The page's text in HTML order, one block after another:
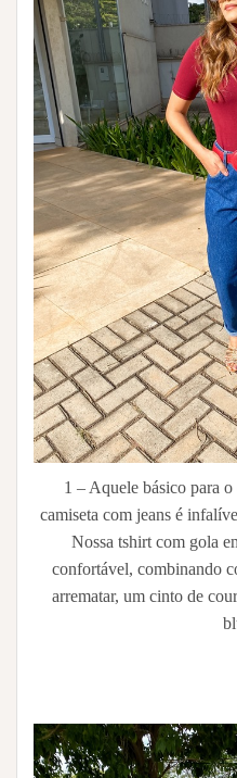
1 – Aquele básico para
camiseta com jeans é
Nossa tshirt com gola
confortável, combinando
arrematar, um cinto de